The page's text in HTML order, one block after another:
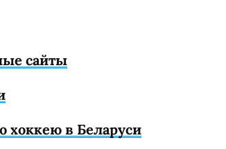
сайты
хоккею в Беларуси